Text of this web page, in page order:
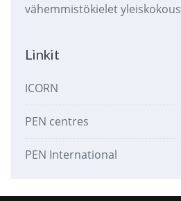
vähemmistökieletyleiskokous
Linkit
ICORN
PEN centres
PEN International